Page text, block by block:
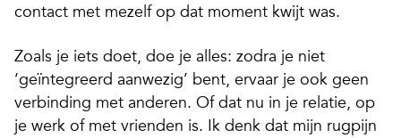
contact met mezelf op dat moment kwijt was.
Zoals je iets doet, doe je alles: zodra je niet
‘geïntegreerd aanwezig’ bent, ervaar je ook geen
verbinding met anderen. Of dat nu in je relatie, op
je werk of met vrienden is. Ik denk dat mijn rugpijn